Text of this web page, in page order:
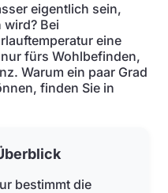
eigentlich sein,
Bei
eine
fürs Wohlbefinden,
Warum ein paar Grad
finden Sie in
bestimmt die